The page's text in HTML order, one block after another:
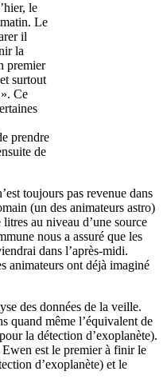
le
Le
il
la
premier
surtout
Ce
prendre
de
toujours pas revenue dans
(un des animateurs astro)
au niveau d’une source
nous a assuré que les
dans l’après-midi.
animateurs ont déjà imaginé
des données de la veille.
quand même l’équivalent de
la détection d’exoplanète).
est le premier à finir le
d’exoplanète) et le